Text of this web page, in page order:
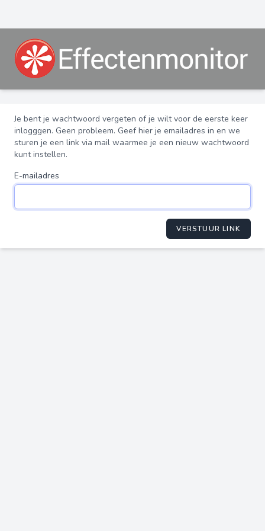
Je bent je wachtwoord vergeten of je wilt voor de eerste keer
inlogggen. Geen probleem. Geef hier je emailadres in en we
sturen je een link via mail waarmee je een nieuw wachtwoord
kunt instellen.
E-mailadres
VERSTUUR LINK